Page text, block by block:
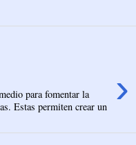
›
para fomentar la
Estas permiten crear un